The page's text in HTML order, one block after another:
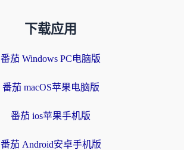
下载应用
番茄 Windows PC电脑版
番茄 macOS苹果电脑版
番茄 ios苹果手机版
番茄 Android安卓手机版